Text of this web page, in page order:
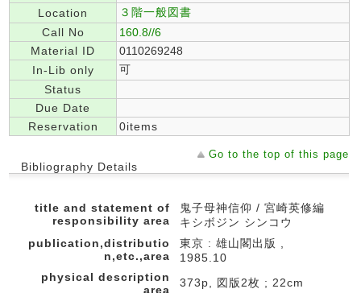
Location
３階一般図書
Call No
160.8//6
Material ID
0110269248
In-Lib only
可
Status
Due Date
Reservation
0items
Go to the top of this page
Bibliography Details
title and statement of
responsibility area
鬼子母神信仰 / 宮崎英修編
キシボジン シンコウ
publication,distributio
n,etc.,area
東京 : 雄山閣出版 ,
1985.10
physical description
area
373p, 図版2枚 ; 22cm